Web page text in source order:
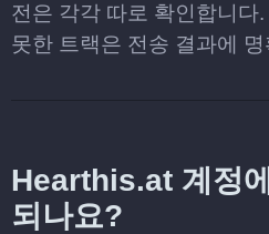
전은 각각 따로 확인합니다
못한 트랙은 전송 결과에
Hearthis.at 계정
되나요?